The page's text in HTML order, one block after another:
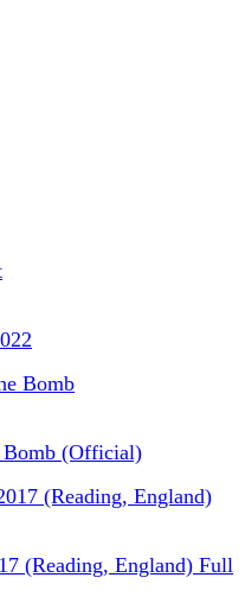
Bomb (Official)
(Reading, England) Full